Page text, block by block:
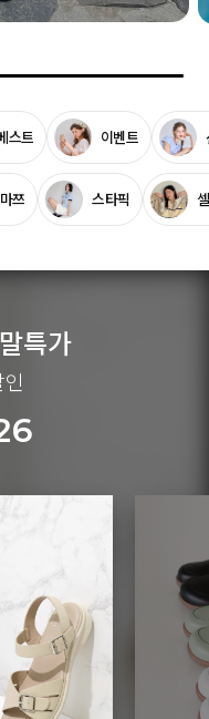
스트 이벤트
마쯔 스타픽
특가